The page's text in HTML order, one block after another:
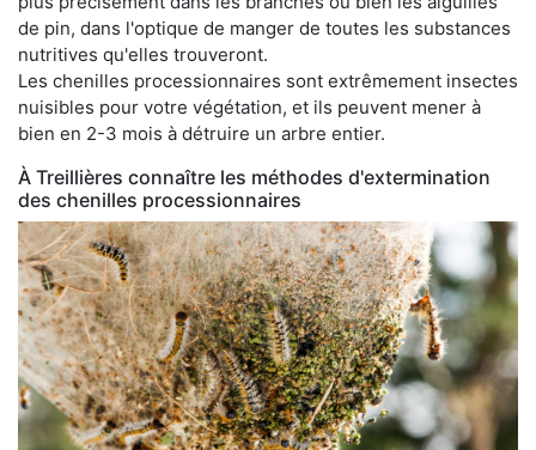
de pin, dans l'optique de manger de toutes les substances
nutritives qu'elles trouveront.
Les chenilles processionnaires sont extrêmement insectes
nuisibles pour votre végétation, et ils peuvent mener à
bien en 2-3 mois à détruire un arbre entier.
À Treillières connaître les méthodes d'extermination
des chenilles processionnaires